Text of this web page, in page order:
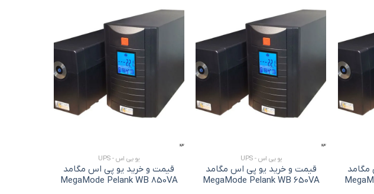
علاقه
مندی
ها
علاقه
مندی
یو پی اس - UPS
قیمت و خرید یو پی اس مگامد
MegaMode Pelank WB 650VA
علاقه
مندی
یو پی اس - UPS
قیمت و خرید یو پی اس مگامد
MegaMode Pelank WB 850VA